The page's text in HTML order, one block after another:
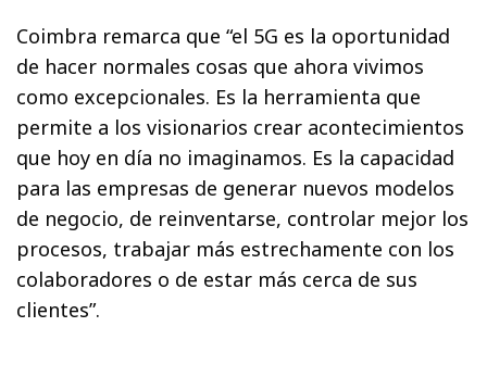
Coimbra remarca que “el 5G es la oportunidad
de hacer normales cosas que ahora vivimos
como excepcionales. Es la herramienta que
permite a los visionarios crear acontecimientos
que hoy en día no imaginamos. Es la capacidad
para las empresas de generar nuevos modelos
de negocio, de reinventarse, controlar mejor los
procesos, trabajar más estrechamente con los
colaboradores o de estar más cerca de sus
clientes”.